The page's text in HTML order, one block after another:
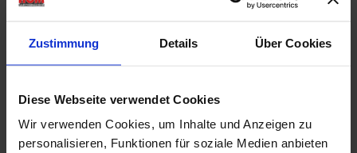
Zustimmung Details Über Cookies
Diese Webseite verwendet Cookies
Wir verwenden Cookies, um Inhalte und Anzeigen zu
personalisieren, Funktionen für soziale Medien anbieten
Sie wünschen sich eine echte Alternative zur Massiv-
Fahrzeugs einen geschlossenen Raum? Auch hierfür haben